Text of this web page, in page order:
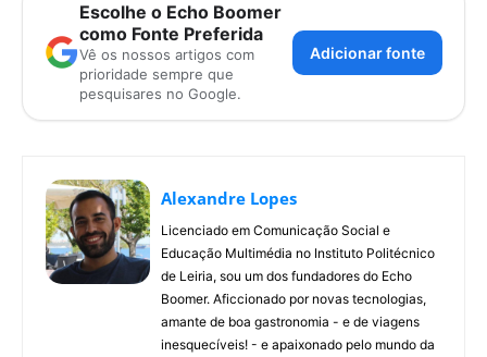
Escolhe o Echo Boomer
como Fonte Preferida
Vê os nossos artigos com
prioridade sempre que
pesquisares no Google.
Adicionar fonte
Alexandre Lopes
Licenciado em Comunicação Social e
Educação Multimédia no Instituto Politécnico
de Leiria, sou um dos fundadores do Echo
Boomer. Aficcionado por novas tecnologias,
amante de boa gastronomia - e de viagens
inesquecíveis! - e apaixonado pelo mundo da